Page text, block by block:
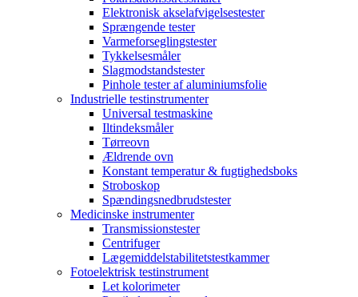
Elektronisk akselafvigelsestester
Sprængende tester
Varmeforseglingstester
Tykkelsesmåler
Slagmodstandstester
Pinhole tester af aluminiumsfolie
Industrielle testinstrumenter
Universal testmaskine
Iltindeksmåler
Tørreovn
Ældrende ovn
Konstant temperatur & fugtighedsboks
Stroboskop
Spændingsnedbrudstester
Medicinske instrumenter
Transmissionstester
Centrifuger
Lægemiddelstabilitetstestkammer
Fotoelektrisk testinstrument
Let kolorimeter